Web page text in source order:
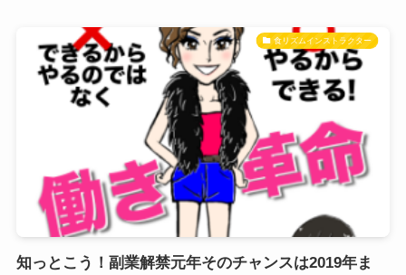
食リズムインストラクター
知っとこう！副業解禁元年そのチャンスは2019年ま